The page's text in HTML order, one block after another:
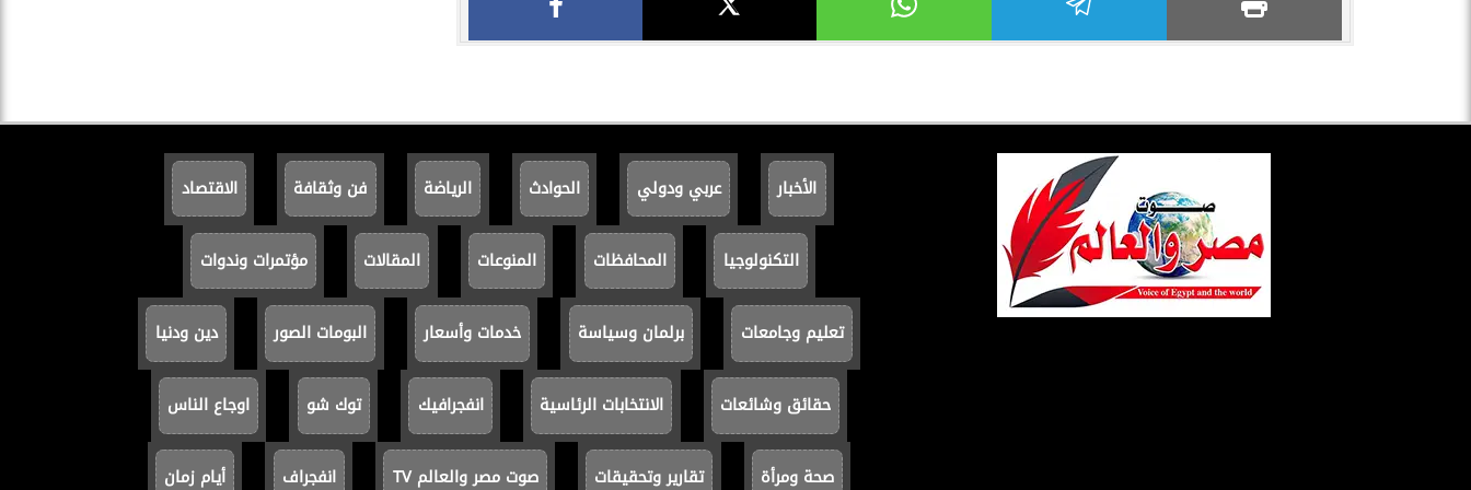
الأخبار عربي ودولي الحوادث الرياضة فن وثقافة الاقتصاد
التكنولوجيا المحافظات المنوعات المقالات مؤتمرات وندوات
تعليم وجامعات برلمان وسياسة خدمات وأسعار البومات الصور دين ودنيا
حقائق وشائعات الانتخابات الرئاسية انفجرافيك توك شو اوجاع الناس
صحة ومرأة تقارير وتحقيقات صوت مصر والعالم TV انفجراف أيام زمان